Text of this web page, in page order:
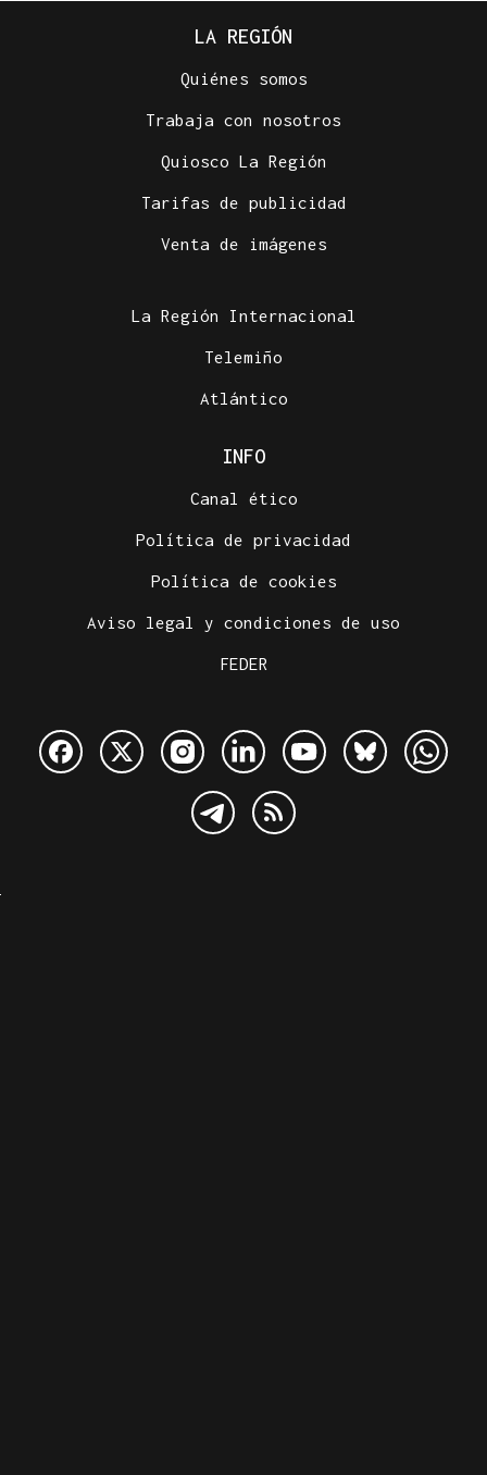
LA REGIÓN
Quiénes somos
Trabaja con nosotros
Quiosco La Región
Tarifas de publicidad
Venta de imágenes
La Región Internacional
Telemiño
Atlántico
INFO
Canal ético
Política de privacidad
Política de cookies
Aviso legal y condiciones de uso
FEDER